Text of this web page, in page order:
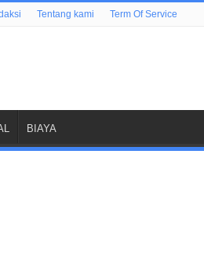
Tentang kami Term Of Service
BIAYA